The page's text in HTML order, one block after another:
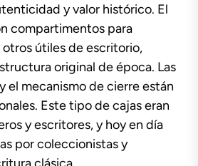
y valor histórico. El
compartimentos para
útiles de escritorio,
original de época. Las
el mecanismo de cierre están
Este tipo de cajas eran
y escritores, y hoy en día
por coleccionistas y